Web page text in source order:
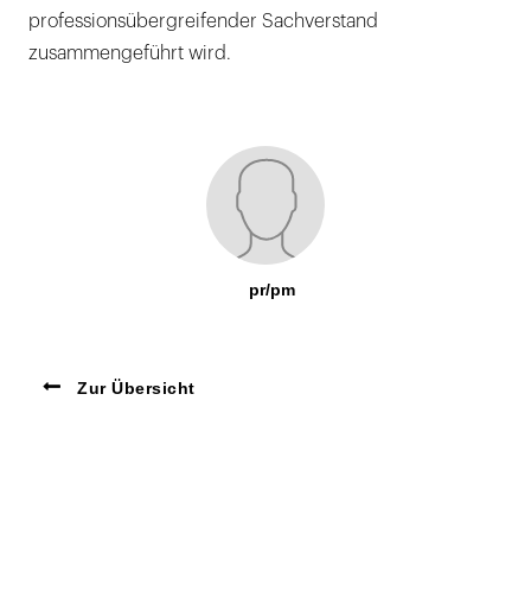
professionsübergreifender Sachverstand
zusammengeführt wird.
pr/pm
Zur Übersicht